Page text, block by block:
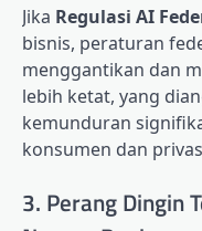
Jika Regulasi AI
bisnis, peraturan
menggantikan dan
lebih ketat, yang
kemunduran
konsumen dan
3. Perang Dingin